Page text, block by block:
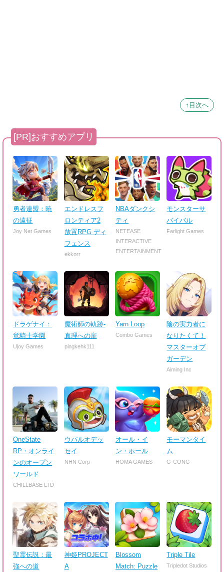
↑目次へ
勇者連盟：暁
の遠征
Joy Net Games
エンドレスフ
ロンティア2
放置RPG ディ
フェンス
ekkorr
NBAダンクシ
ティ
NETEASE
INTERACTIVE
ENTERTAINMENT
モンスターサ
バイバル
Farlight Games
ドラゲナイ：
竜騎士学園
Ujoy Games
魔術師の軌跡-
真理への扉
pingkehk111
Yarn Loop
Combo Games
陰の実力者に
なりたくて！
マスターオブ
ガーデン
Aiming Inc
OneState
RP・オンライ
ンのオープン
ワールド
CHILLBASE LTD
ウパルオデッ
セイ
NHN Corp
オール・イ
ン・ホール
HOMA GAMES
モーマンタイ
ム
G-CONG
聖霊伝説：最
強への道
神姫PROJECT
A
Blossom
Match: Puzzle
Triple Tile
Tripledot Studios